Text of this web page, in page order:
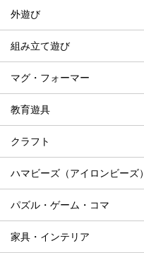
外遊び
組み立て遊び
マグ・フォーマー
教育遊具
クラフト
ハマビーズ（アイロンビーズ）
パズル・ゲーム・コマ
家具・インテリア